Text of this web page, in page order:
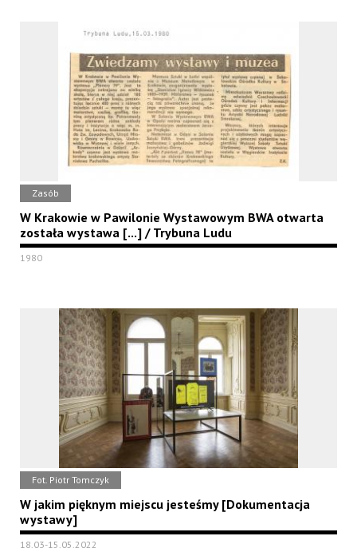
Zasób
W Krakowie w Pawilonie Wystawowym BWA otwarta
została wystawa [...] / Trybuna Ludu
1980
Fot. Piotr Tomczyk
W jakim pięknym miejscu jesteśmy [Dokumentacja
wystawy]
18.03-15.05.2022